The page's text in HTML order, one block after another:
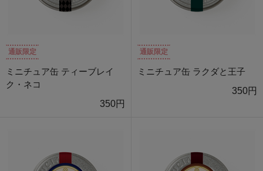
通販限定
ミニチュア缶 ティーブレイ
ク・ネコ
350円
通販限定
ミニチュア缶 ラクダと王子
350円